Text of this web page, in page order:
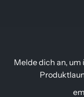
Melde dich an,